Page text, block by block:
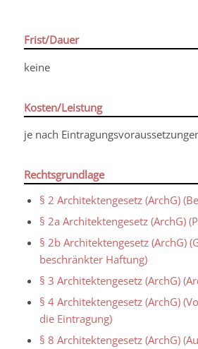
Frist/Dauer
keine
Kosten/Leistung
je nach
Rechtsgrundlage
§ 2 Architektengesetz (ArchG)
§ 2a Architektengesetz (ArchG)
§ 2b Architektengesetz (ArchG)
beschränkter Haftung)
§ 3 Architektengesetz (ArchG)
§ 4 Architektengesetz (ArchG)
die Eintragung)
§ 8 Architektengesetz (ArchG)